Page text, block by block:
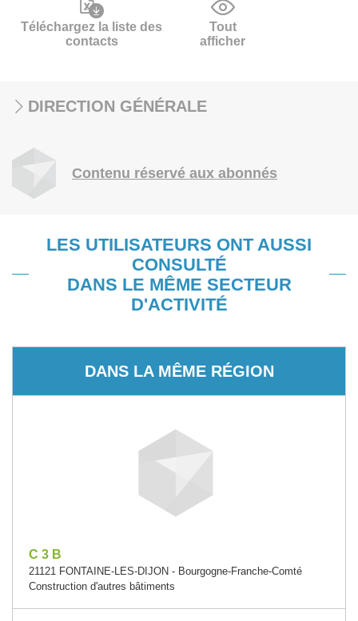
Téléchargez la liste des
contacts
Tout
afficher
DIRECTION GÉNÉRALE
Contenu réservé aux abonnés
LES UTILISATEURS ONT AUSSI
CONSULTÉ
DANS LE MÊME SECTEUR
D'ACTIVITÉ
DANS LA MÊME RÉGION
C 3 B
21121 FONTAINE-LES-DIJON - Bourgogne-Franche-Comté
Construction d'autres bâtiments